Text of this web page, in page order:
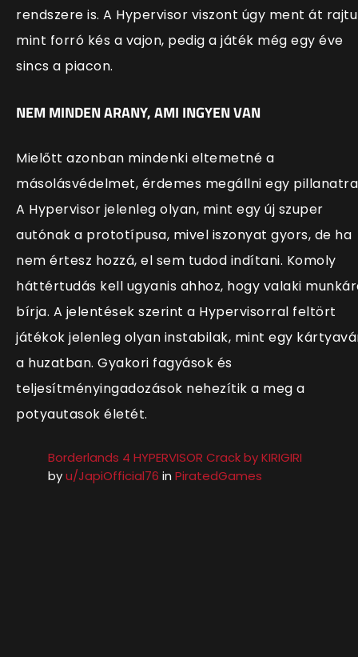
rendszere is. A Hypervisor viszont úgy ment át
mint forró kés a vajon, pedig a játék még egy éve
sincs a piacon.
NEM MINDEN ARANY, AMI INGYEN VAN
Mielőtt azonban mindenki eltemetné a
másolásvédelmet, érdemes megállni egy
A Hypervisor jelenleg olyan, mint egy új szuper
autónak a prototípusa, mivel iszonyat gyors, de ha
nem értesz hozzá, el sem tudod indítani. Komoly
háttértudás kell ugyanis ahhoz, hogy valaki
bírja. A jelentések szerint a Hypervisorral feltört
játékok jelenleg olyan instabilak, mint egy
a huzatban. Gyakori fagyások és
teljesítményingadozások nehezítik a meg a
potyautasok életét.
Borderlands 4 HYPERVISOR Crack by KIRIGIRI
byu/JapiOfficial76 in PiratedGames